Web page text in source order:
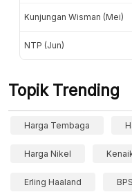
Kunjungan Wisman (Mei)
NTP (Jun)
Topik Trending
Harga Tembaga
Harga Nikel
Erling Haaland BPS